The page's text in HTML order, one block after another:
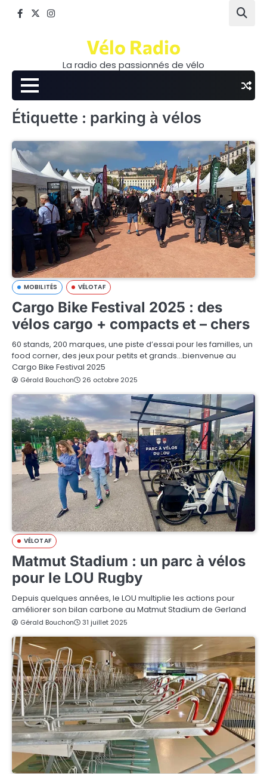
Facebook
TwitterInstagram
Vélo Radio
La radio des passionnés de vélo
Étiquette : parking à vélos
MOBILITÉS VÉLOTAF
Cargo Bike Festival 2025 : des
vélos cargo + compacts et – chers
60 stands, 200 marques, une piste d’essai pour les familles, un
food corner, des jeux pour petits et grands…bienvenue au
Cargo Bike Festival 2025
Gérald Bouchon 26 octobre 2025
VÉLOTAF
Matmut Stadium : un parc à vélos
pour le LOU Rugby
Depuis quelques années, le LOU multiplie les actions pour
améliorer son bilan carbone au Matmut Stadium de Gerland
Gérald Bouchon 31 juillet 2025